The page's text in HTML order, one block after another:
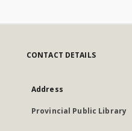
CONTACT DETAILS
Address
Provincial Public Library